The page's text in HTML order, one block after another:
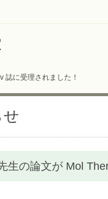
誌に受理されました！
せ
生の論文が Mol